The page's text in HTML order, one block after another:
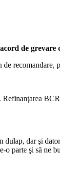
de grevare
recomandare,
dar şi
parte şi să ne